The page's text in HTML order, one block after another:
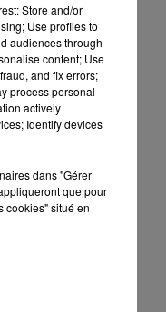
Store and/or
Use profiles to
audiences through
content; Use
and fix errors;
process personal
actively
Identify devices
dans "Gérer
que pour
cookies" situé en